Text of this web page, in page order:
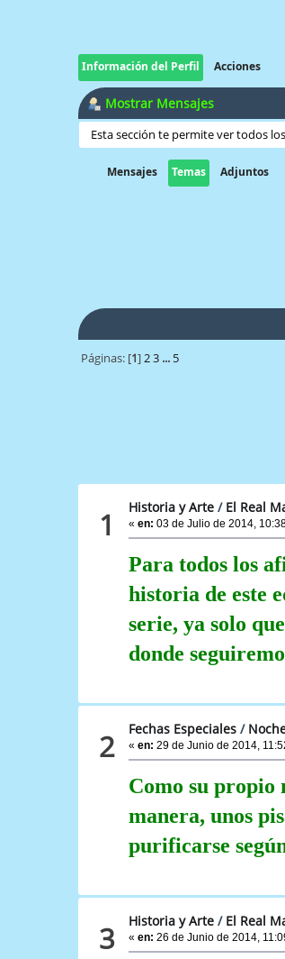
Información del Perfil Acciones
Mostrar Mensajes
Esta sección te permite ver todos
Mensajes Temas Adjuntos
Páginas: [1]2 3 ... 5
1 Historia y Arte / El Real
«en: 03 de Julio de 2014,
Para todos los
historia de este
serie, ya solo
donde
2 Fechas Especiales /
«en: 29 de Junio de 2014,
Como su propio
manera, unos
purificarse
3 Historia y Arte / El Real
«en: 26 de Junio de 2014,